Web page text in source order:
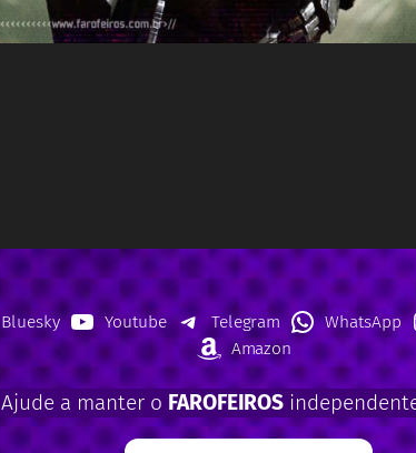
Bluesky Youtube Telegram WhatsApp
Amazon
Ajude a manter o FAROFEIROS